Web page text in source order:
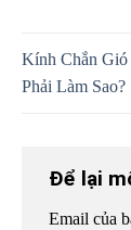
Kính Chắn
Phải Làm Sao?
Để lại
Email của